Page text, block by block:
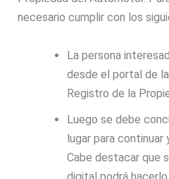
necesario cumplir con los
La persona
desde el portal de
Registro de la
Luego se debe
lugar para continuar
Cabe destacar que
digital podrá hacerlo